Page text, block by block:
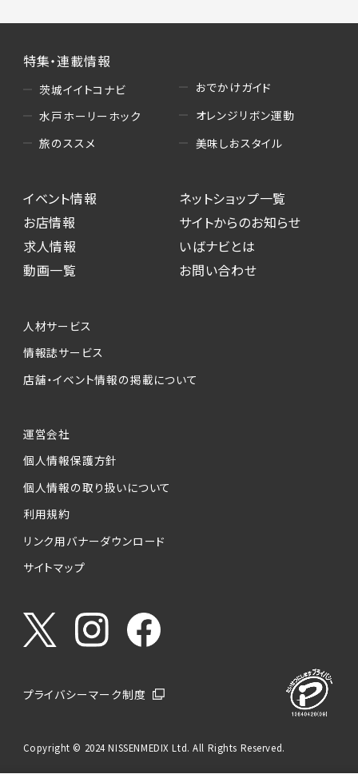
特集・連載情報
茨城イイトコナビ
水戸ホーリーホック
旅のススメ
おでかけガイド
オレンジリボン運動
美味しおスタイル
イベント情報
お店情報
求人情報
動画一覧
ネットショップ一覧
サイトからのお知らせ
いばナビとは
お問い合わせ
人材サービス
情報誌サービス
店舗・イベント情報の掲載について
運営会社
個人情報保護方針
個人情報の取り扱いについて
利用規約
リンク用バナーダウンロード
サイトマップ
プライバシーマーク制度
Copyright © 2024 NISSENMEDIX Ltd. All Rights Reserved.